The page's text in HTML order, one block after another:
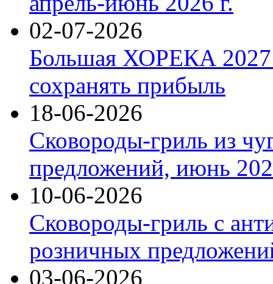
02-07-2026
Большая ХОРЕКА 2027:
сохранять прибыль
18-06-2026
Сковороды-гриль из
предложений, июнь
10-06-2026
Сковороды-гриль с
розничных
03-06-2026